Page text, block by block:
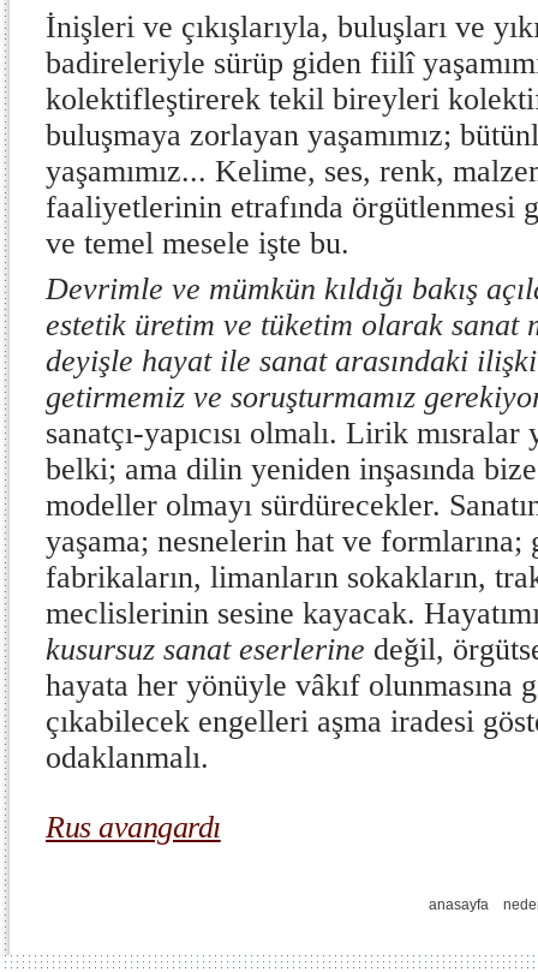
İnişleri ve çıkışlarıyla, buluşları ve
badireleriyle sürüp giden fiilî
kolektifleştirerek tekil bireyleri
buluşmaya zorlayan yaşamımız;
yaşamımız... Kelime, ses, renk,
faaliyetlerinin etrafında örgütlenmesi
ve temel mesele işte bu.
Devrimle ve mümkün kıldığı bakış
estetik üretim ve tüketim olarak sanat
deyişle hayat ile sanat arasındaki
getirmemiz ve soruşturmamız
sanatçı-yapıcısı olmalı. Lirik
belki; ama dilin yeniden inşasında
modeller olmayı sürdürecekler.
yaşama; nesnelerin hat ve
fabrikaların, limanların sokakların,
meclislerinin sesine kayacak.
kusursuz sanat eserlerine değil,
hayata her yönüyle vâkıf olunmasına
çıkabilecek engelleri aşma iradesi
odaklanmalı.
Rus avangardı
anasayfa